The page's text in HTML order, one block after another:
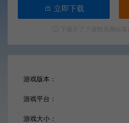
立即下载
游戏版本：
游戏平台：
游戏大小：